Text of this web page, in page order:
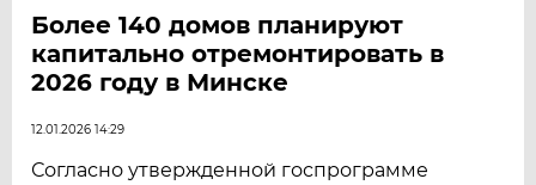
Более 140 домов планируют
капитально отремонтировать в
2026 году в Минске
12.01.2026 14:29
Согласно утвержденной госпрограмме